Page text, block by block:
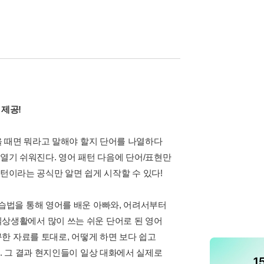
공!
면 뭐라고 말해야 할지 단어를 나열하다
기 쉬워진다. 영어 패턴 다음에 단어/표현만
이라는 공식만 알면 쉽게 시작할 수 있다!
을 통해 영어를 배운 아빠와, 어려서부터
생활에서 많이 쓰는 쉬운 단어로 된 영어
자료를 토대로, 어떻게 하면 보다 쉽고
결과 현지인들이 일상 대화에서 실제로